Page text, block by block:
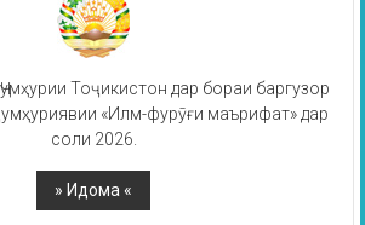
Тоҷикистон дар бораи баргузор
«Илм-фурӯғи маърифат» дар
соли 2026.